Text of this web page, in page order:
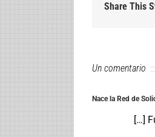
Share This
Un comentario
Nace la Red de
[…]